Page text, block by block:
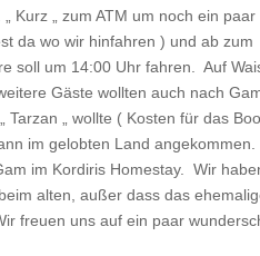
Kurz „ zum ATM um noch ein paar
da wo wir hinfahren ) und ab zum
soll um 14:00 Uhr fahren.
Auf
Gäste wollten auch nach
„ wollte ( Kosten für das
im gelobten Land angekommen.
im Kordiris Homestay.
Wir
alten, außer dass das
freuen uns auf ein paar